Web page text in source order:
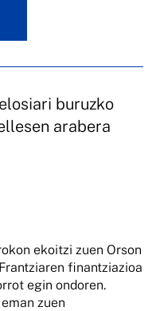
buruzko
arabera
ekoitzi zuen Orson
finantziazioa
egin ondoren.
zuen